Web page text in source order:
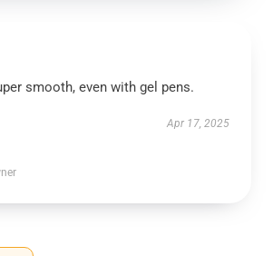
smooth, even with gel pens.
Apr 17, 2025